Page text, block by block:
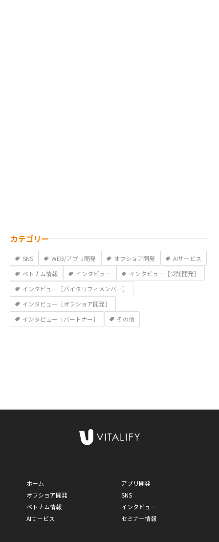
カテゴリー
SNS WEB/アプリ開発 オフショア開発
AIサービス
ベトナム情報
インタビュー
インタビュー［受託開発］
インタビュー［バイタリフィメンバー］
インタビュー［オフショア開発］
インタビュー［パートナー］
その他
ホーム
オフショア開発
ベトナム情報
AIサービス
アプリ開発
SNS
インタビュー
セミナー情報